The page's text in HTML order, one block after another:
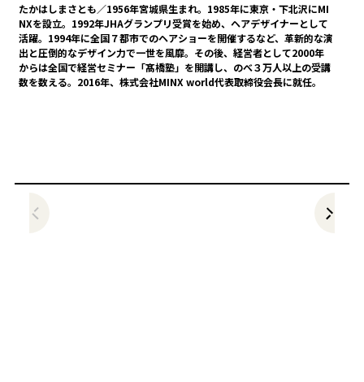
たかはしまさとも／1956年宮城県生まれ。1985年に東京・下北沢にMI
NXを設立。1992年JHAグランプリ受賞を始め、ヘアデザイナーとして
活躍。1994年に全国７都市でのヘアショーを開催するなど、革新的な演
出と圧倒的なデザイン力で一世を風靡。その後、経営者として2000年
からは全国で経営セミナー「髙橋塾」を開講し、のべ３万人以上の受講
数を数える。2016年、株式会社MINX world代表取締役会長に就任。